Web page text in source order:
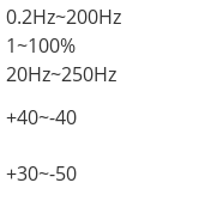
0.2Hz~200Hz
1~100%
20Hz~250Hz
+40~-40
+30~-50